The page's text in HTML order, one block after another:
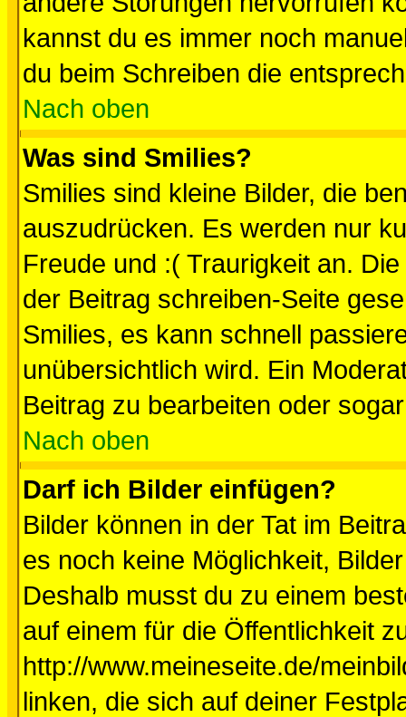
kannst du es immer noch
du beim Schreiben die
Nach oben
Was sind Smilies?
Smilies sind kleine Bilder, die
auszudrücken. Es werden nur
Freude und :( Traurigkeit an.
der Beitrag schreiben-Seite
Smilies, es kann schnell
unübersichtlich wird. Ein
Beitrag zu bearbeiten oder
Nach oben
Darf ich Bilder einfügen?
Bilder können in der Tat im
es noch keine Möglichkeit,
Deshalb musst du zu einem
auf einem für die Öffentlichkeit
http://www.meineseite.de/
linken, die sich auf deiner